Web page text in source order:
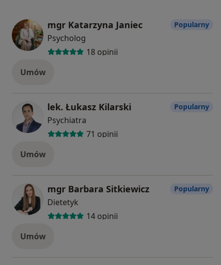
mgr Katarzyna Janiec
Psycholog
18 opinii
Popularny
Umów
lek. Łukasz Kilarski
Psychiatra
71 opinii
Popularny
Umów
mgr Barbara Sitkiewicz
Dietetyk
14 opinii
Popularny
Umów